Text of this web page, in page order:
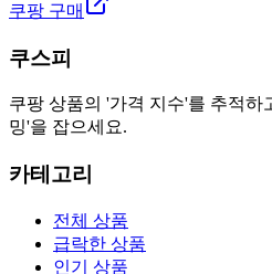
쿠팡 구매
쿠스피
쿠팡 상품의 '가격 지수'를 추적하
밍'을 잡으세요.
카테고리
전체 상품
급락한 상품
인기 상품